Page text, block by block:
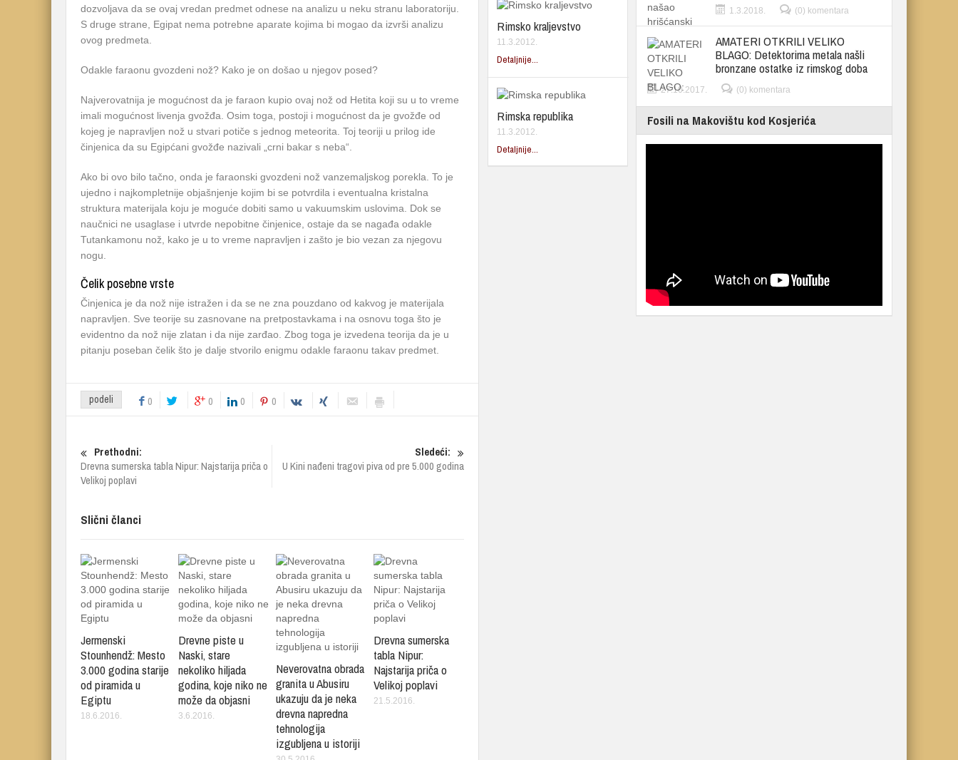
dozvoljava da se ovaj vredan predmet odnese na analizu u neku stranu laboratoriju.
S druge strane, Egipat nema potrebne aparate kojima bi mogao da izvrši analizu
ovog predmeta.
Odakle faraonu gvozdeni nož? Kako je on došao u njegov posed?
Najverovatnija je mogućnost da je faraon kupio ovaj nož od Hetita koji su u to vreme
imali mogućnost livenja gvožđa. Osim toga, postoji i mogućnost da je gvožđe od
kojeg je napravljen nož u stvari potiče s jednog meteorita. Toj teoriji u prilog ide
činjenica da su Egipćani gvožđe nazivali „crni bakar s neba“.
Ako bi ovo bilo tačno, onda je faraonski gvozdeni nož vanzemaljskog porekla. To je
ujedno i najkompletnije objašnjenje kojim bi se potvrdila i eventualna kristalna
struktura materijala koju je moguće dobiti samo u vakuumskim uslovima. Dok se
naučnici ne usaglase i utvrde nepobitne činjenice, ostaje da se nagađa odakle
Tutankamonu nož, kako je u to vreme napravljen i zašto je bio vezan za njegovu
nogu.
Čelik posebne vrste
Činjenica je da nož nije istražen i da se ne zna pouzdano od kakvog je materijala
napravljen. Sve teorije su zasnovane na pretpostavkama i na osnovu toga što je
evidentno da nož nije zlatan i da nije zarđao. Zbog toga je izvedena teorija da je u
pitanju poseban čelik što je dalje stvorilo enigmu odakle faraonu takav predmet.
podeli 0 0 0 0
Prethodni:
Drevna sumerska tabla Nipur: Najstarija priča o
Velikoj poplavi
Sledeći:
U Kini nađeni tragovi piva od pre 5.000 godina
Slični članci
Jermenski
Stounhendž: Mesto
3.000 godina starije
od piramida u
Egiptu
18.6.2016.
Drevne piste u
Naski, stare
nekoliko hiljada
godina, koje niko ne
može da objasni
3.6.2016.
Neverovatna obrada
granita u Abusiru
ukazuju da je neka
drevna napredna
tehnologija
izgubljena u istoriji
Drevna sumerska
tabla Nipur:
Najstarija priča o
Velikoj poplavi
21.5.2016.
Rimsko kraljevstvo
11.3.2012.
Detaljnije...
Rimska republika
11.3.2012.
Detaljnije...
1.3.2018. (0) komentara
AMATERI OTKRILI VELIKO
BLAGO: Detektorima metala našli
bronzane ostatke iz rimskog doba
27.10.2017. (0) komentara
Fosili na Makovištu kod Kosjerića